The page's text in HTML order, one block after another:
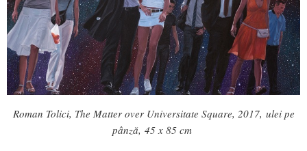
Roman Tolici, The Matter over Universitate Square, 2017, ulei pe
pânză, 45 x 85 cm